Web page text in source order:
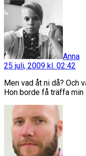
Anna
25 juli, 2009 kl. 02:42
Men vad åt ni då? Och
Hon borde få träffa